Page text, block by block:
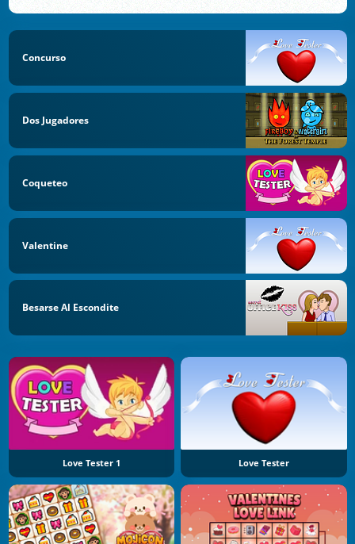
Concurso
Dos Jugadores
Coqueteo
Valentine
Besarse Al Escondite
Love Tester 1 Love Tester